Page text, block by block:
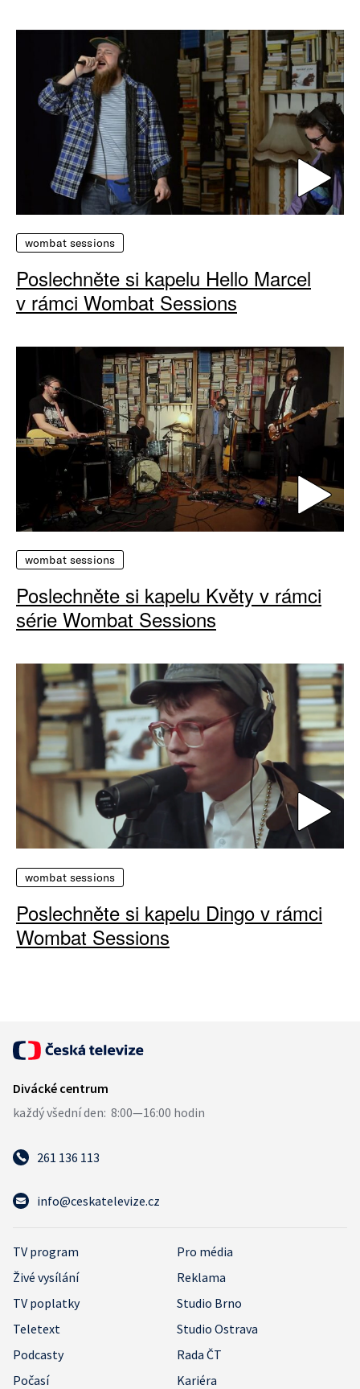
wombat sessions
Poslechněte si kapelu Hello Marcel
v rámci Wombat Sessions
wombat sessions
Poslechněte si kapelu Květy v rámci
série Wombat Sessions
wombat sessions
Poslechněte si kapelu Dingo v rámci
Wombat Sessions
261 136 113
info@ceskatelevize.cz
TV program
Pro média
Živé vysílání
Reklama
TV poplatky
Studio Brno
Teletext
Studio Ostrava
Podcasty
Rada ČT
Počasí
Kariéra